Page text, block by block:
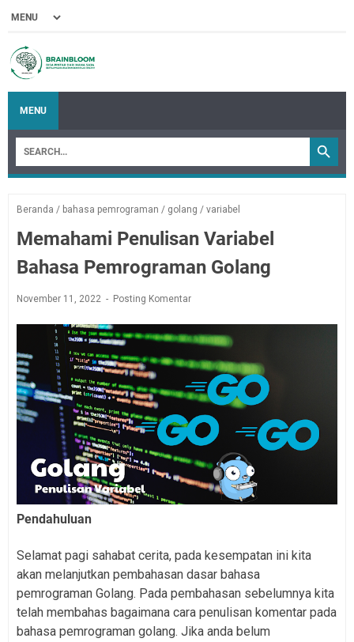
MENU
Beranda / bahasa pemrograman / golang / variabel
Memahami Penulisan Variabel
Bahasa Pemrograman Golang
November 11, 2022 Posting Komentar
Pendahuluan
Selamat pagi sahabat cerita, pada kesempatan ini kita
akan melanjutkan pembahasan dasar bahasa
pemrograman Golang. Pada pembahasan sebelumnya kita
telah membahas bagaimana cara penulisan komentar pada
bahasa pemrograman golang. Jika anda belum